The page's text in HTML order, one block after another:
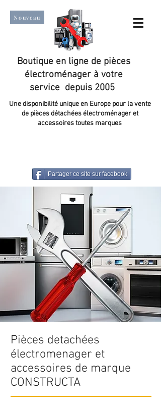
Nouveau
Boutique en ligne de pièces
électroménager à votre
service depuis 2005
Une disponibilité unique en Europe pour la vente
de pièces détachées électroménager et
accessoires toutes marques
Partager ce site sur facebook
Pièces detachées
électromenager et
accessoires de marque
CONSTRUCTA